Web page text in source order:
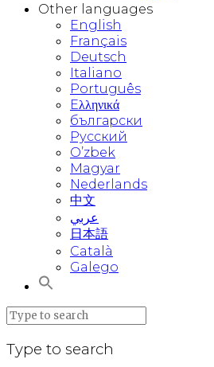
Other languages
English
Français
Deutsch
Italiano
Português
Eλληνικά
български
Русский
O’zbek
Magyar
Nederlands
中文
عربي
日本語
Català
Galego
Type to search